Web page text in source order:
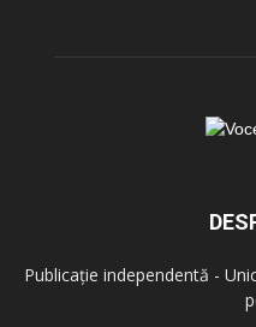
Publicație independentă -